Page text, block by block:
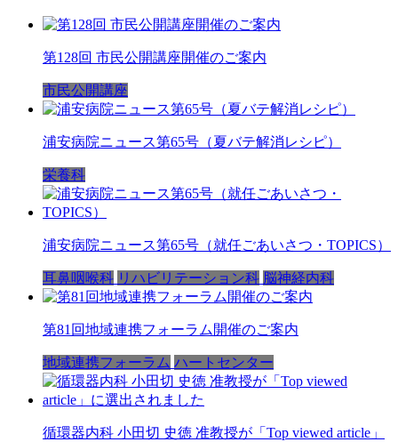
第128回 市民公開講座開催のご案内
市民公開講座
浦安病院ニュース第65号（夏バテ解消レシピ）
栄養科
浦安病院ニュース第65号（就任ごあいさつ・TOPICS）
耳鼻咽喉科 リハビリテーション科 脳神経内科
第81回地域連携フォーラム開催のご案内
地域連携フォーラム ハートセンター
循環器内科 小田切 史徳 准教授が「Top viewed article」